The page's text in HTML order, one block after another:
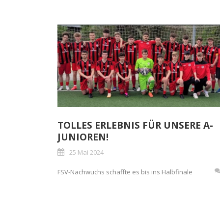
TOLLES ERLEBNIS FÜR UNSERE A-
JUNIOREN!
25 Mai 2024
FSV-Nachwuchs schaffte es bis ins Halbfinale